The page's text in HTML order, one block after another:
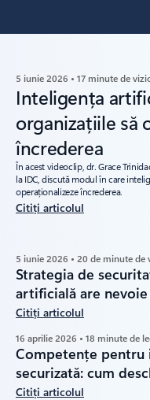
5 iunie 2026 • 17 minute de
Inteligența
organizațiile să
încrederea
În acest videoclip, dr. Grace
la IDC, discută modul în care
operaționalizeze încrederea.
Citiți articolul
5 iunie 2026 • 20 de minute de
Strategia de
artificială are
Citiți articolul
16 aprilie 2026 • 18 minute de
Competențe
securizată: cum
Citiți articolul